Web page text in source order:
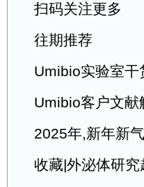
扫码关注更多
往期推荐
Umibio实验室干
Umibio客户文献
2025年,新年新
收藏|外泌体研